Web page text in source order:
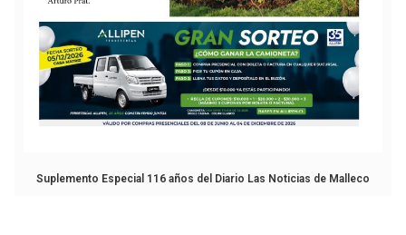
Suplemento Especial 116 años del Diario Las Noticias de Malleco